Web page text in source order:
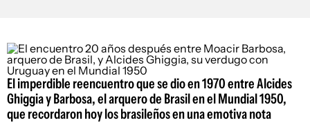
El imperdible reencuentro que se dio en 1970 entre Alcides
Ghiggia y Barbosa, el arquero de Brasil en el Mundial 1950,
que recordaron hoy los brasileños en una emotiva nota